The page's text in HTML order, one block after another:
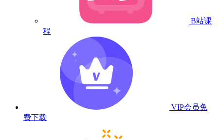
B站课
程
VIP会员免
费下载